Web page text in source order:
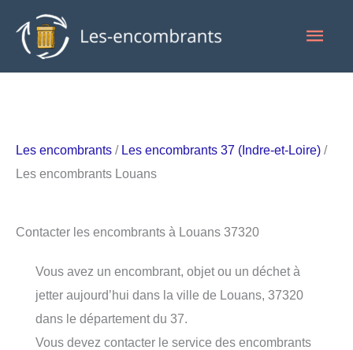
contenu
Les encombrants / Les encombrants 37 (Indre-et-Loire) /
Les encombrants Louans
Contacter les encombrants à Louans 37320
Vous avez un encombrant, objet ou un déchet à
jetter aujourd’hui dans la ville de Louans, 37320
dans le département du 37.
Vous devez contacter le service des encombrants